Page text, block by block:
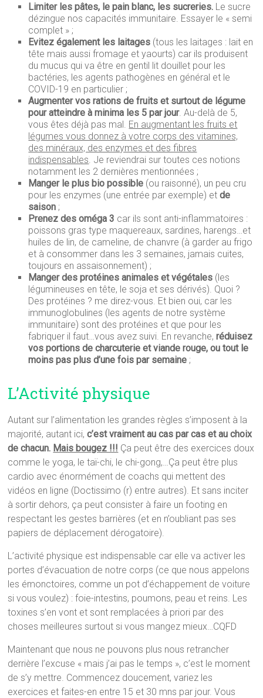
Limiter les pâtes, le pain blanc, les sucreries. Le sucre
dézingue nos capacités immunitaire. Essayer le « semi
complet » ;
Evitez également les laitages (tous les laitages : lait en
tête mais aussi fromage et yaourts) car ils produisent
du mucus qui va être en gentil lit douillet pour les
bactéries, les agents pathogènes en général et le
COVID-19 en particulier ;
Augmenter vos rations de fruits et surtout de légume
pour atteindre à minima les 5 par jour. Au-delà de 5,
vous êtes déjà pas mal. En augmentant les fruits et
légumes vous donnez à votre corps des vitamines,
des minéraux, des enzymes et des fibres
indispensables. Je reviendrai sur toutes ces notions
notamment les 2 dernières mentionnées ;
Manger le plus bio possible (ou raisonné), un peu cru
pour les enzymes (une entrée par exemple) etde
saison ;
Prenez des oméga 3 car ils sont anti-inflammatoires :
poissons gras type maquereaux, sardines, harengs…et
huiles de lin, de cameline, de chanvre (à garder au frigo
et à consommer dans les 3 semaines, jamais cuites,
toujours en assaisonnement) ;
Manger des protéines animales et végétales (les
légumineuses en tête, le soja et ses dérivés). Quoi ?
Des protéines ? me direz-vous. Et bien oui, car les
immunoglobulines (les agents de notre système
immunitaire) sont des protéines et que pour les
fabriquer il faut…vous avez suivi. En revanche,réduisez
vos portions de charcuterie et viande rouge, ou tout le
moins pas plus d’une fois par semaine ;
L’Activité physique
Autant sur l’alimentation les grandes règles s’imposent à la
majorité, autant ici,c’est vraiment au cas par cas et au choix
de chacun. Mais bougez !!! Ça peut être des exercices doux
comme le yoga, le taï-chi, le chi-gong,…Ça peut être plus
cardio avec énormément de coachs qui mettent des
vidéos en ligne (Doctissimo (r) entre autres). Et sans inciter
à sortir dehors, ça peut consister à faire un footing en
respectant les gestes barrières (et en n’oubliant pas ses
papiers de déplacement dérogatoire).
L’activité physique est indispensable car elle va activer les
portes d’évacuation de notre corps (ce que nous appelons
les émonctoires, comme un pot d’échappement de voiture
si vous voulez) : foie-intestins, poumons, peau et reins. Les
toxines s’en vont et sont remplacées à priori par des
choses meilleures surtout si vous mangez mieux…CQFD
Maintenant que nous ne pouvons plus nous retrancher
derrière l’excuse « mais j’ai pas le temps », c’est le moment
de s’y mettre. Commencez doucement, variez les
exercices et faites-en entre 15 et 30 mns par jour. Vous